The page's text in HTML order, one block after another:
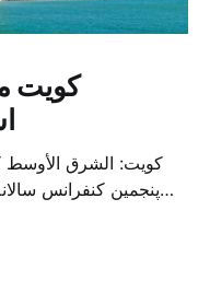
کویت
کویت: الشرق الأوسط
پنجمین کنفرانس
متخصص از